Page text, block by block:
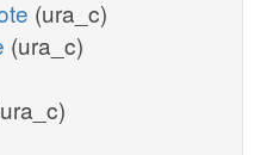
(ura_c)
(ura_c)